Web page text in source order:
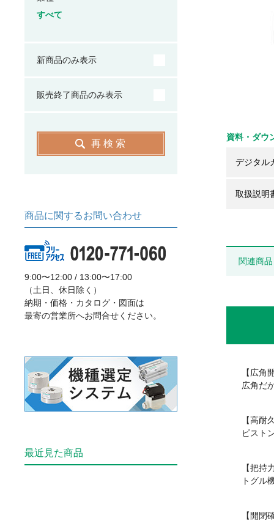
資料・ダウ
デジタル
取扱説明
関連商品
【広角
広角だ
【高耐
ピスト
【把持
トグル
【開閉
すべて
新商品のみ表示
販売終了商品のみ表示
再検索
商品に関するお問い合わせ
9:00〜12:00 / 13:00〜17:00
（土日、休日除く）
納期・価格・カタログ・図面は
最寄の営業所へお問合せください。
最近見た商品